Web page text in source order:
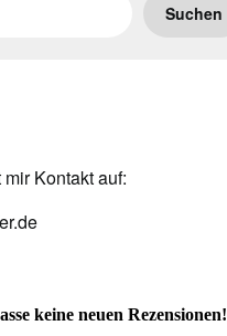
Suchen
Kontakt auf:
keine neuen Rezensionen!